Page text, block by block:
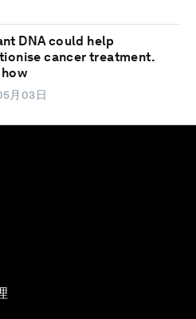
DNA could help
cancer treatment.
月03日